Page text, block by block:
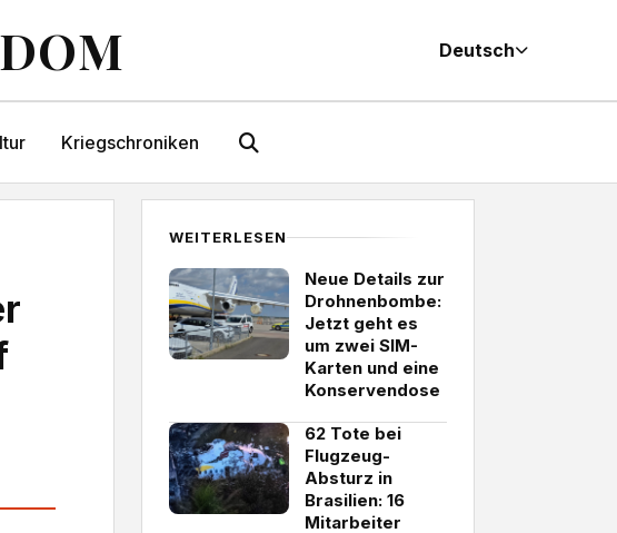
Deutsch
Kriegschroniken
WEITERLESEN
Neue Details zur
Drohnenbombe:
Jetzt geht es
um zwei SIM-
Karten und eine
Konservendose
62 Tote bei
Flugzeug-
Absturz in
Brasilien: 16
Mitarbeiter